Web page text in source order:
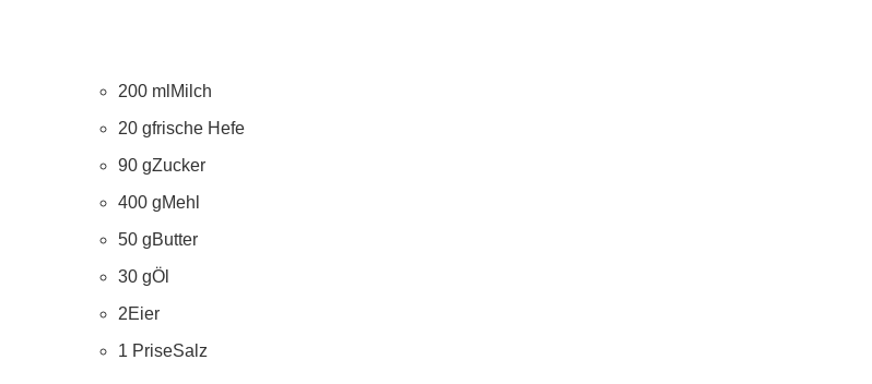
200 mlMilch
20 gfrische Hefe
90 gZucker
400 gMehl
50 gButter
30 gÖl
2Eier
1 PriseSalz